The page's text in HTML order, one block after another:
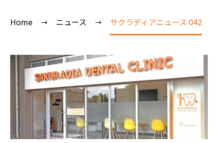
Home ニュース サクラディアニュース 042